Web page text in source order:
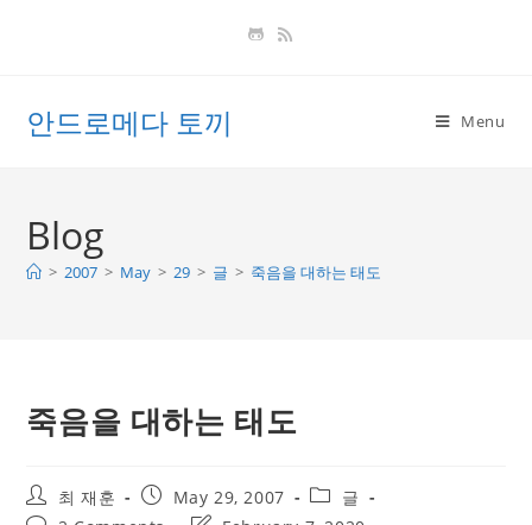
안드로메다 토끼 Menu
Blog
> 2007 > May > 29 > 글 > 죽음을 대하는 태도
죽음을 대하는 태도
Post
author:
최 재훈
Post
published:
May 29, 2007
Post
category:
글